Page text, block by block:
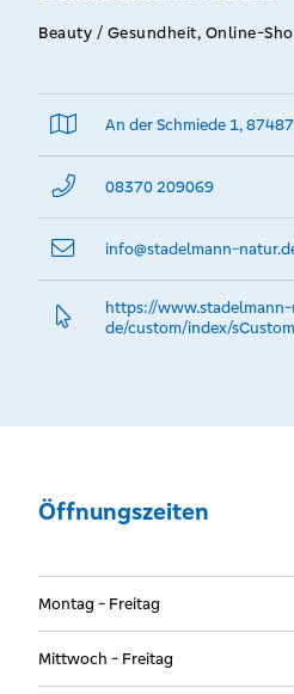
Beauty / Gesundheit, Online-
An der Schmiede 1,
08370 209069
info@­stadelmann-
https://
de/custom/index/
Öffnungszeiten
Montag - Freitag
Mittwoch - Freitag